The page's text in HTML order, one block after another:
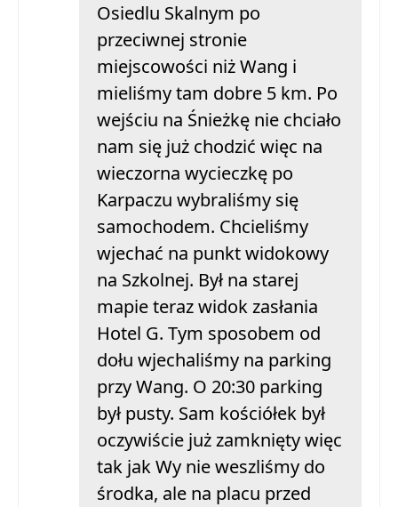
Osiedlu Skalnym po
przeciwnej stronie
miejscowości niż Wang i
mieliśmy tam dobre 5 km. Po
wejściu na Śnieżkę nie chciało
nam się już chodzić więc na
wieczorna wycieczkę po
Karpaczu wybraliśmy się
samochodem. Chcieliśmy
wjechać na punkt widokowy
na Szkolnej. Był na starej
mapie teraz widok zasłania
Hotel G. Tym sposobem od
dołu wjechaliśmy na parking
przy Wang. O 20:30 parking
był pusty. Sam kościółek był
oczywiście już zamknięty więc
tak jak Wy nie weszliśmy do
środka, ale na placu przed